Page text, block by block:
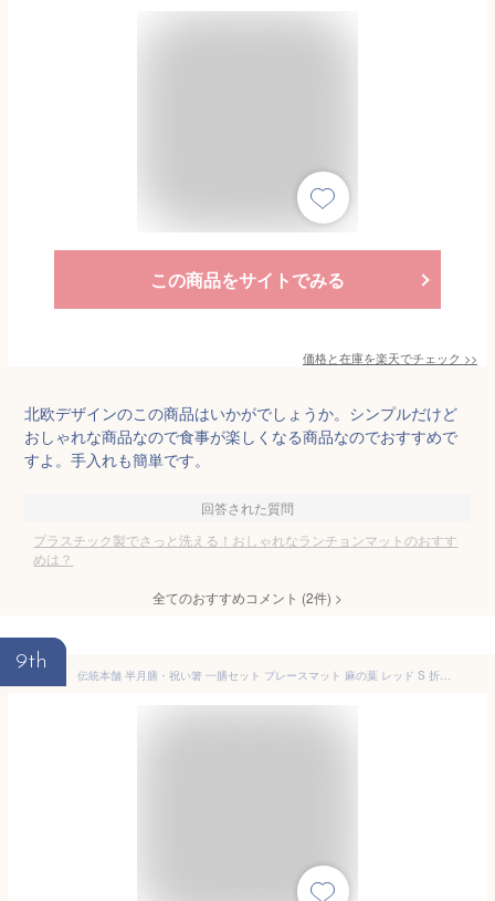
この商品をサイトでみる
価格と在庫を楽天でチェック >>
北欧デザインのこの商品はいかがでしょうか。シンプルだけど
おしゃれな商品なので食事が楽しくなる商品なのでおすすめで
すよ。手入れも簡単です。
回答された質問
プラスチック製でさっと洗える！おしゃれなランチョンマットのおすす
めは？
全てのおすすめコメント (2件) >
9th
伝統本舗 半月膳・祝い箸 一膳セット プレースマット 麻の葉 レッド S 折敷 ランチョンマット 半月盆 祝膳 トレイ お盆 半月型 会席膳 業務用 両面 テーブルコーディネート お正月 お食い初め 和食 飲食店 結婚 出産 内祝い 引き出物 金婚式 正月 おせち プレゼント お祝い お返し お礼 令和 自宅 家庭 den0258